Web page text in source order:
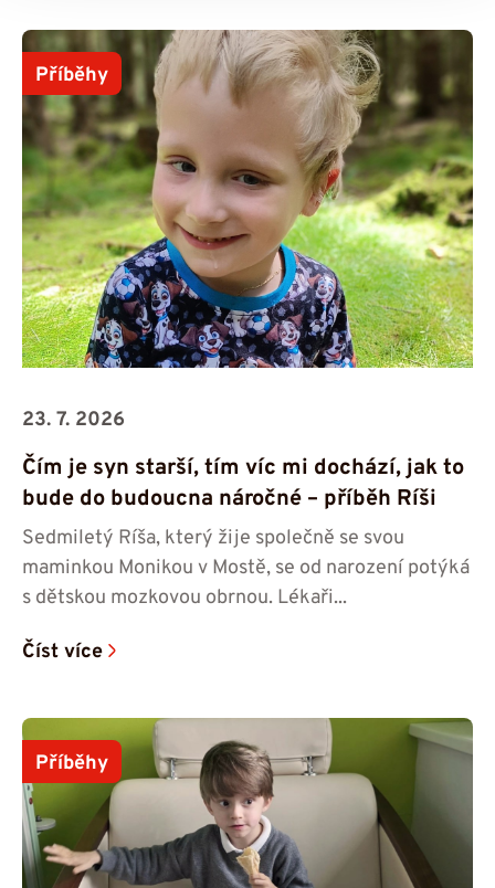
Příběhy
23. 7. 2026
Čím je syn starší, tím víc mi dochází, jak to
bude do budoucna náročné – příběh Ríši
Sedmiletý Ríša, který žije společně se svou
maminkou Monikou v Mostě, se od narození potýká
s dětskou mozkovou obrnou. Lékaři...
Číst více
Příběhy